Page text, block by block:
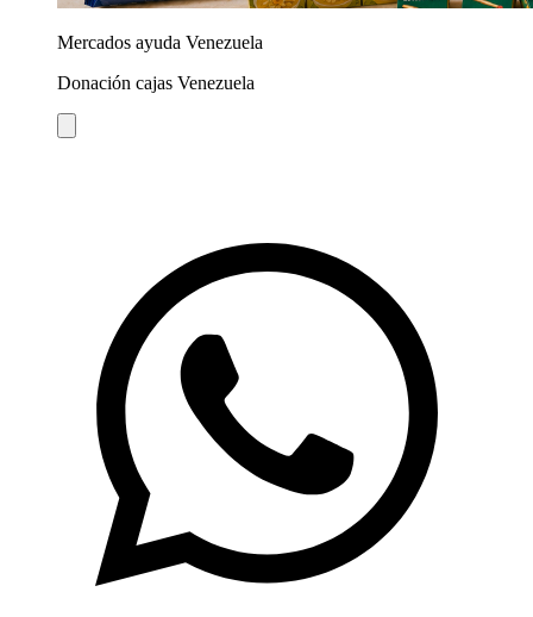
Mercados ayuda Venezuela
Donación cajas Venezuela